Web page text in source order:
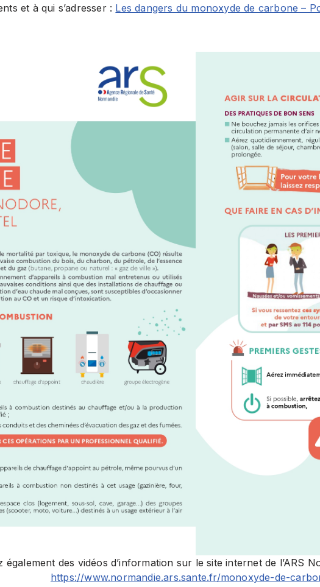
et à qui s’adresser : Les dangers du monoxyde de carbone –
des vidéos d’information sur le site internet de l’ARS
https://www.normandie.ars.sante.fr/monoxyde-de-